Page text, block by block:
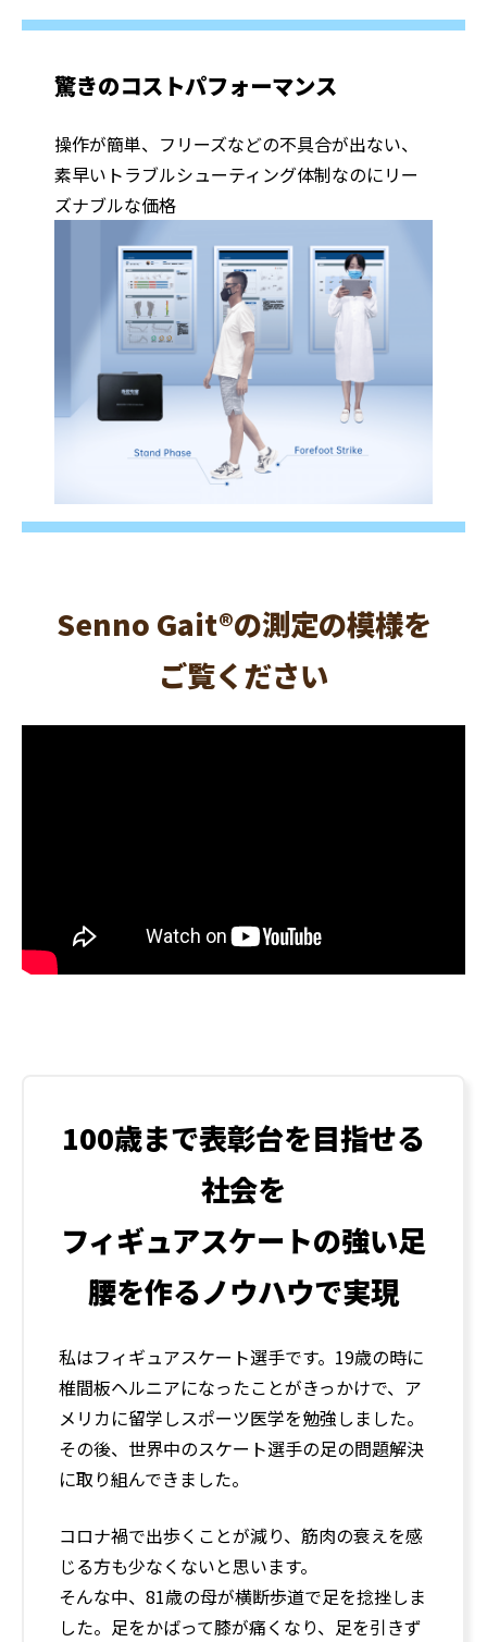
驚きのコストパフォーマンス
操作が簡単、フリーズなどの不具合が出ない、
素早いトラブルシューティング体制なのにリー
ズナブルな価格
Senno Gait®の測定の模様を
ご覧ください
100歳まで表彰台を目指せる
社会を
フィギュアスケートの強い足
腰を作るノウハウで実現
私はフィギュアスケート選手です。19歳の時に
椎間板ヘルニアになったことがきっかけで、ア
メリカに留学しスポーツ医学を勉強しました。
その後、世界中のスケート選手の足の問題解決
に取り組んできました。
コロナ禍で出歩くことが減り、筋肉の衰えを感
じる方も少なくないと思います。
そんな中、81歳の母が横断歩道で足を捻挫しま
した。足をかばって膝が痛くなり、足を引きず